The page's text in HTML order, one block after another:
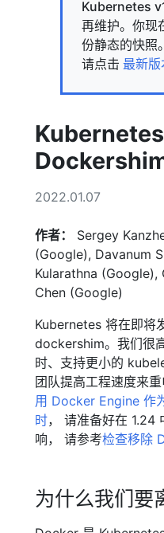
Kubernetes
再维护。你现
份静态的快照
请点击 最新版
2022.01.07
作者：
Sergey
(Google), Davanum
Kularathna (Google),
Chen (Google)
Kubernetes 将在即将
dockershim。我们很
时、支持更小的
团队提高工程速度来
用 Docker Engine 作
时， 请准备好在 1.24
响， 请参考检查移除
为什么我们